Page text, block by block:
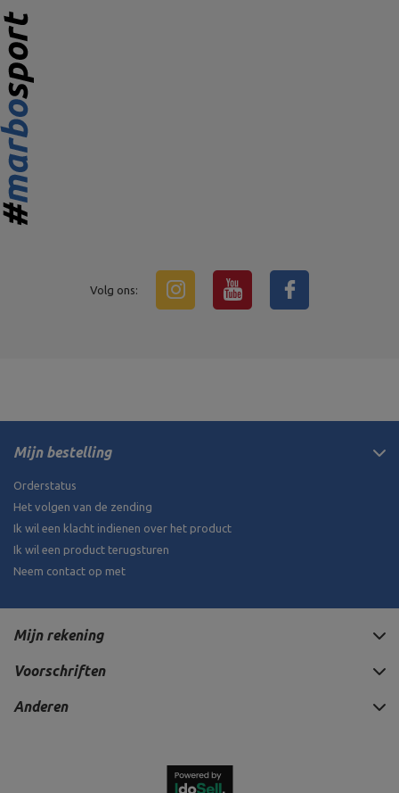
Volg ons:
Mijn bestelling
Orderstatus
Het volgen van de zending
Ik wil een klacht indienen over het product
Ik wil een product terugsturen
Neem contact op met
Mijn rekening
Voorschriften
Anderen